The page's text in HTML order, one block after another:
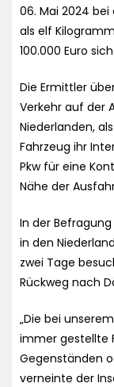
06. Mai 2024
als elf
100.000 Euro
Die Ermittler
Verkehr auf der
Niederlanden,
Fahrzeug ihr
Pkw für eine
Nähe der
In der
in den
zwei Tage
Rückweg nach
„Die bei
immer gestellte
Gegenständen
verneinte der